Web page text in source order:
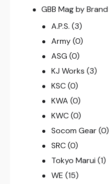
GBB Mag by Brand
A.P.S. (3)
Army (0)
ASG (0)
KJ Works (3)
KSC (0)
KWA (0)
KWC (0)
Socom Gear (0)
SRC (0)
Tokyo Marui (1)
WE (15)